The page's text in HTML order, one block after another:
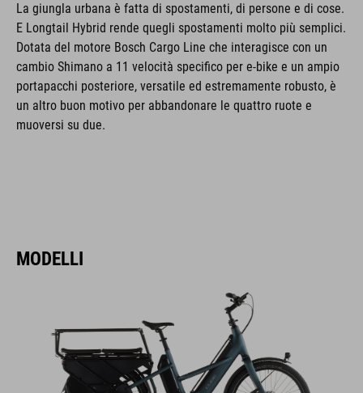
La giungla urbana è fatta di spostamenti, di persone e di cose.
E Longtail Hybrid rende quegli spostamenti molto più semplici.
Dotata del motore Bosch Cargo Line che interagisce con un
cambio Shimano a 11 velocità specifico per e-bike e un ampio
portapacchi posteriore, versatile ed estremamente robusto, è
un altro buon motivo per abbandonare le quattro ruote e
muoversi su due.
MODELLI